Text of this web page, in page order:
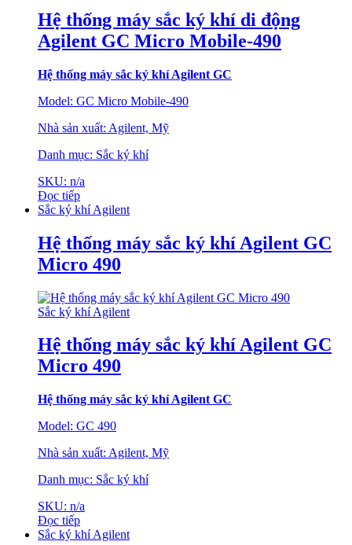
Hệ thống máy sắc ký khí di động
Agilent GC Micro Mobile-490
Hệ thống máy sắc ký khí Agilent GC
Model: GC Micro Mobile-490
Nhà sản xuất: Agilent, Mỹ
Danh mục: Sắc ký khí
SKU: n/a
Đọc tiếp
Sắc ký khí Agilent
Hệ thống máy sắc ký khí Agilent GC
Micro 490
Sắc ký khí Agilent
Hệ thống máy sắc ký khí Agilent GC
Micro 490
Hệ thống máy sắc ký khí Agilent GC
Model: GC 490
Nhà sản xuất: Agilent, Mỹ
Danh mục: Sắc ký khí
SKU: n/a
Đọc tiếp
Sắc ký khí Agilent